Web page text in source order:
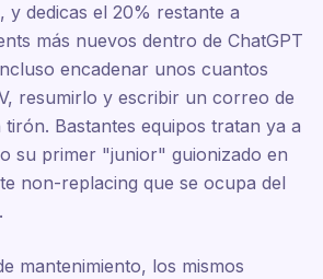
y dedicas el 20% restante a
más nuevos dentro de ChatGPT
encadenar unos cuantos
resumirlo y escribir un correo de
tirón. Bastantes equipos tratan ya a
su primer "junior" guionizado en
non-replacing que se ocupa del
mantenimiento, los mismos